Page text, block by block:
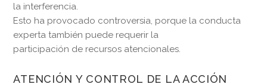
la interferencia.
Esto ha provocado controversia, porque la conducta
experta también puede requerir la
participación de recursos atencionales.
ATENCIÓN Y CONTROL DE LA ACCIÓN